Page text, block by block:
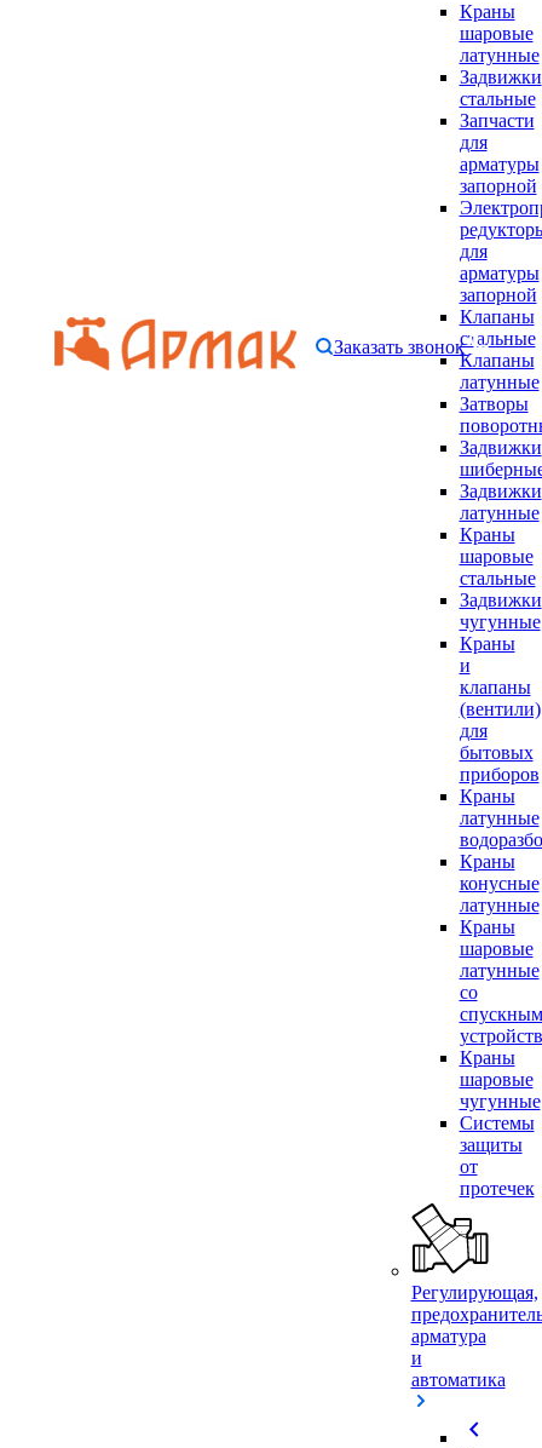
Краны
шаровые
латунные
Задвижки
стальные
Запчасти
для
арматуры
запорной
для
арматуры
запорной
Клапаны
стальные
Клапаны
латунные
Затворы
Задвижки
Задвижки
латунные
Краны
шаровые
стальные
Задвижки
чугунные
Краны
и
клапаны
(вентили)
для
бытовых
приборов
Краны
латунные
Краны
конусные
латунные
Краны
шаровые
латунные
со
спускным
Краны
шаровые
чугунные
Системы
защиты
от
протечек
Регулирующая,
арматура
и
автоматика
chevron_left
Заказать звонок